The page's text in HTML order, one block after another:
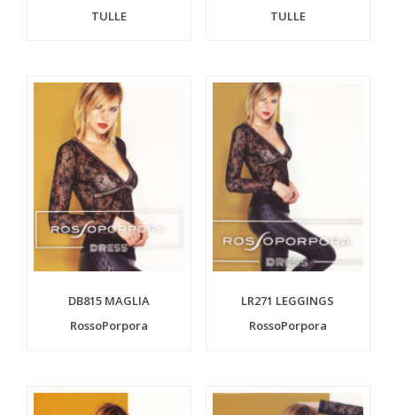
TULLE
TULLE
DB815 MAGLIA
RossoPorpora
LR271 LEGGINGS
RossoPorpora